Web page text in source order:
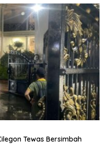
Tewas Bersimbah